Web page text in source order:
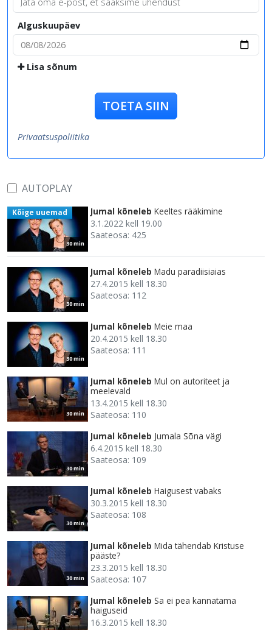
Alguskuupäev
Lisa sõnum
TOETA SIIN
Privaatsuspoliitika
AUTOPLAY
30 min
Kõige uuemad Jumal kõneleb Keeltes rääkimine
3.1.2022 kell 19.00
Saateosa: 425
30 min
Jumal kõneleb Madu paradiisiaias
27.4.2015 kell 18.30
Saateosa: 112
30 min
Jumal kõneleb Meie maa
20.4.2015 kell 18.30
Saateosa: 111
30 min
Jumal kõneleb Mul on autoriteet ja
meelevald
13.4.2015 kell 18.30
Saateosa: 110
30 min
Jumal kõneleb Jumala Sõna vägi
6.4.2015 kell 18.30
Saateosa: 109
30 min
Jumal kõneleb Haigusest vabaks
30.3.2015 kell 18.30
Saateosa: 108
30 min
Jumal kõneleb Mida tähendab Kristuse
pääste?
23.3.2015 kell 18.30
Saateosa: 107
Jumal kõneleb Sa ei pea kannatama
haiguseid
16.3.2015 kell 18.30